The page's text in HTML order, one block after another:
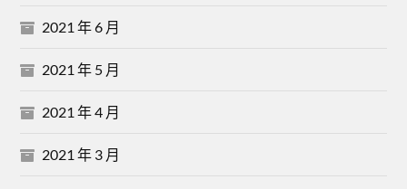
2021 年 6 月
2021 年 5 月
2021 年 4 月
2021 年 3 月